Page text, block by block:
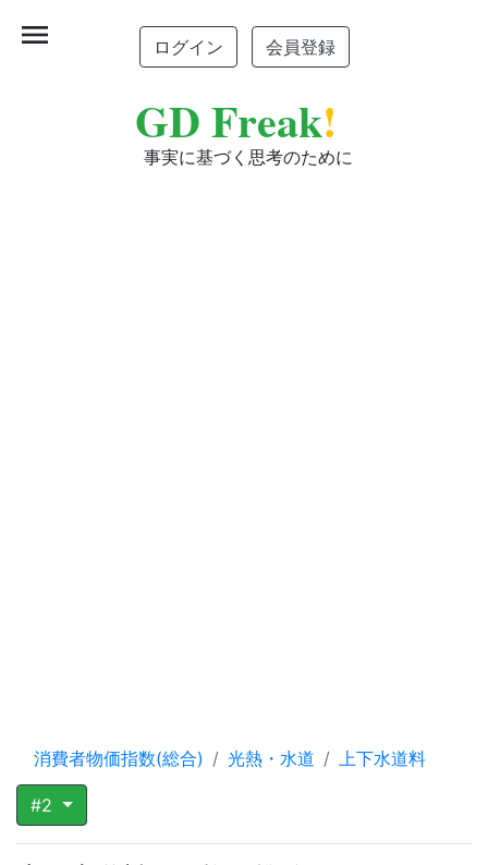
ログイン 会員登録
GD Freak!
事実に基づく思考のために
menu
消費者物価指数(総合) 光熱・水道 上下水道料
#2